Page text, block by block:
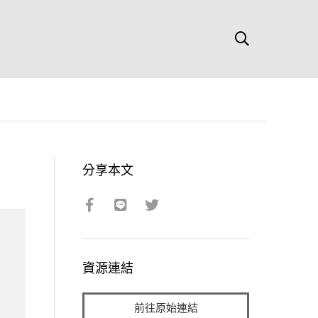
分享本文
資源連結
前往原始連結